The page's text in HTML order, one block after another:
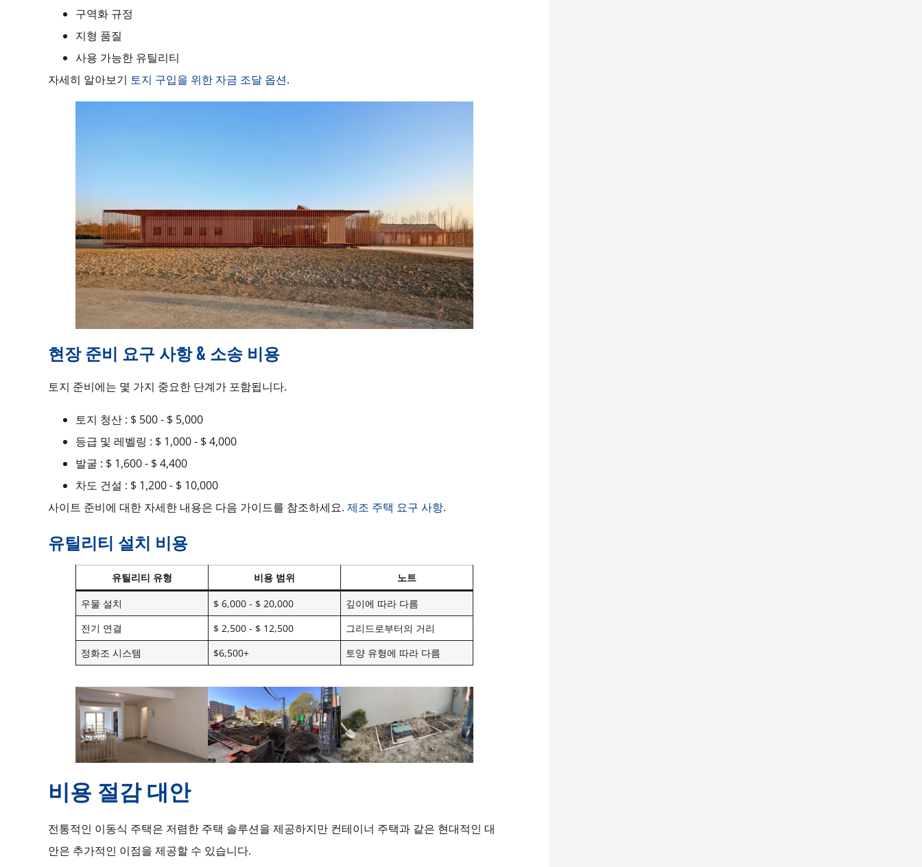
구역화 규정
지형 품질
사용 가능한 유틸리티
자세히 알아보기 토지 구입을 위한 자금 조달 옵션.
현장 준비 요구 사항 & 소송 비용
토지 준비에는 몇 가지 중요한 단계가 포함됩니다.
토지 청산 : $ 500 - $ 5,000
등급 및 레벨링 : $ 1,000 - $ 4,000
발굴 : $ 1,600 - $ 4,400
차도 건설 : $ 1,200 - $ 10,000
사이트 준비에 대한 자세한 내용은 다음 가이드를 참조하세요. 제조 주택 요구 사항.
유틸리티 설치 비용
유틸리티 유형 비용 범위
노트
우물 설치
$ 6,000 - $ 20,000
깊이에 따라 다름
전기 연결
$ 2,500 - $ 12,500
그리드로부터의 거리
정화조 시스템
$6,500+ 토양 유형에 따라 다름
비용 절감 대안
전통적인 이동식 주택은 저렴한 주택 솔루션을 제공하지만 컨테이너 주택과 같은 현대적인 대
안은 추가적인 이점을 제공할 수 있습니다.